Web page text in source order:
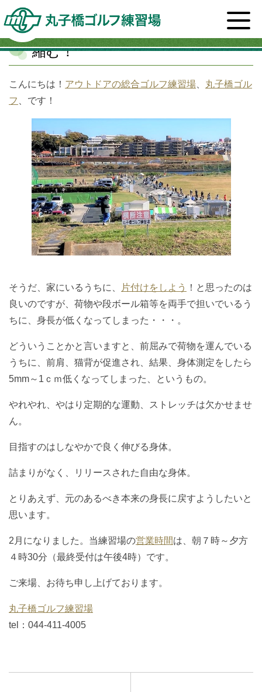
ホーム>スタッフブログ一覧>健康
縮む！
こんにちは！ アウトドアの総合ゴルフ練習場
丸子橋ゴル
フ
、です！
そうだ、家にいるうちに、 片付けをしよう
！と思ったのは
良いのですが、荷物や段ボール箱等を両手で担いでいるう
ちに、身長が低くなってしまった・・・。
どういうことかと言いますと、前屈みで荷物を運んでいる
うちに、前肩、猫背が促進され、結果、身体測定をしたら
5mm～1ｃｍ低くなってしまった、というもの。
やれやれ、やはり定期的な運動、ストレッチは欠かせませ
ん。
目指すのはしなやかで良く伸びる身体。
詰まりがなく、リリースされた自由な身体。
とりあえず、元のあるべき本来の身長に戻すようしたいと
思います。
2月になりました。当練習場の営業時間は、朝７時～夕方
４時30分（最終受付は午後4時）です。
ご来場、お待ち申し上げております。
丸子橋ゴルフ練習場
tel：044-411-4005